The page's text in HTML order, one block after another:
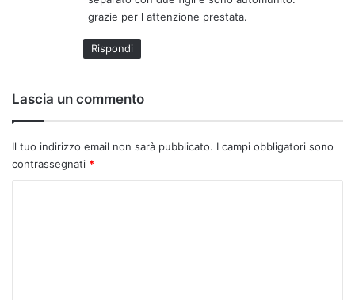
grazie per l attenzione prestata.
Rispondi
Lascia un commento
Il tuo indirizzo email non sarà pubblicato. I campi obbligatori sono
contrassegnati *